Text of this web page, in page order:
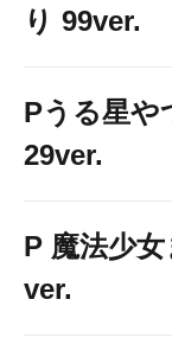
り 99ver.
Pうる星
29ver.
P 魔法少
ver.